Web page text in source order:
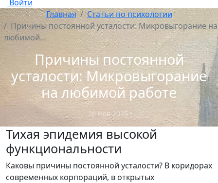
Войти
Главная
Статьи по психологии
Причины постоянной усталости: Микровыгорание на
любимой…
Причины постоянной
усталости: Микровыгорание
на любимой работе
20 Ноя 2025 •
Тихая эпидемия высокой
функциональности
Каковы причины постоянной усталости? В коридорах
современных корпораций, в открытых